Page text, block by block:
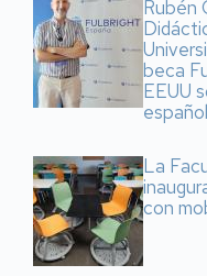
Rubén
beca
EEUU
español
La
con